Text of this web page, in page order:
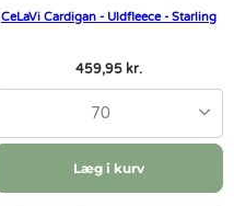
CeLaVi Cardigan - Uldfleece - Starling
459,95 kr.
70
Læg i kurv